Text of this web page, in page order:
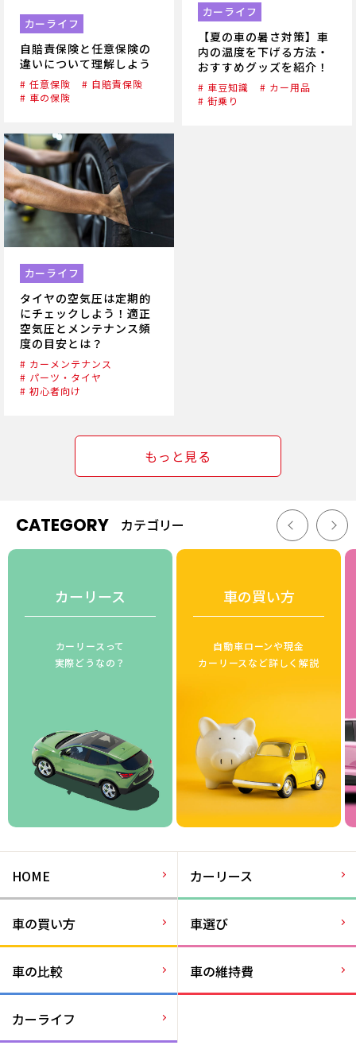
カーライフ
自賠責保険と任意保険の
違いについて理解しよう
# 任意保険
# 自賠責保険
# 車の保険
カーライフ
【夏の車の暑さ対策】車
内の温度を下げる方法・
おすすめグッズを紹介！
# 車豆知識
# カー用品
# 街乗り
カーライフ
タイヤの空気圧は定期的
にチェックしよう！適正
空気圧とメンテナンス頻
度の目安とは？
# カーメンテナンス
# パーツ・タイヤ
# 初心者向け
もっと見る
CATEGORY カテゴリー
カーリース
カーリースって
実際どうなの？
車の買い方
自動車ローンや現金
カーリースなど詳しく解説
HOME カーリース
車の買い方 車選び
車の比較 車の維持費
カーライフ